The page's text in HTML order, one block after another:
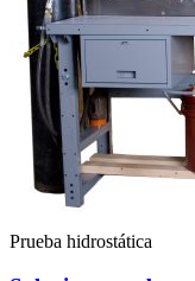
Prueba hidrostática